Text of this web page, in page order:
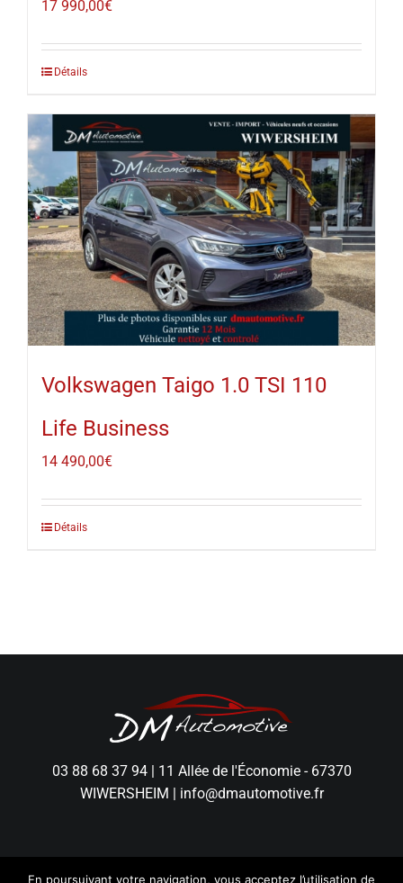
17 990,00€
Détails
Volkswagen Taigo 1.0 TSI 110
Life Business
14 490,00€
Détails
03 88 68 37 94| 11 Allée de l'Économie - 67370
WIWERSHEIM
info@dmautomotive.fr
En poursuivant votre navigation, vous acceptez l’utilisation de